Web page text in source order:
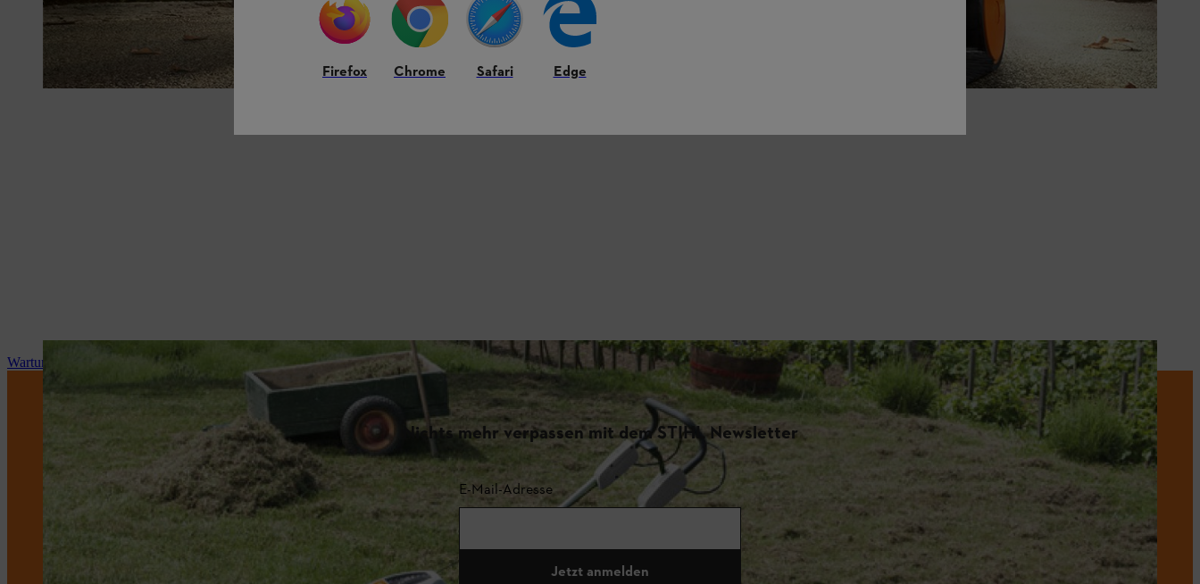
Wartung und Reparatur
Nichts mehr verpassen mit dem STIHL Newsletter
E-Mail-Adresse
Jetzt anmelden
Firefox Chrome Safari Edge